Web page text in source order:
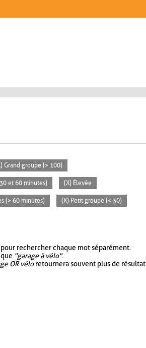
Grand groupe (> 100)
et 60 minutes) (X) Élevée
(> 60 minutes) (X) Petit groupe (< 30)
rechercher chaque mot séparément.
"garage à vélo".
OR véloretournera souvent plus de résultat